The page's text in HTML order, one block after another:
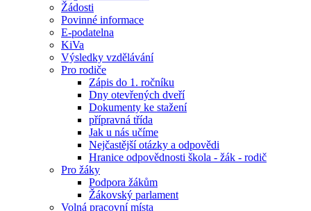
Žádosti
Povinné informace
E-podatelna
KiVa
Výsledky vzdělávání
Pro rodiče
Zápis do 1. ročníku
Dny otevřených dveří
Dokumenty ke stažení
přípravná třída
Jak u nás učíme
Nejčastější otázky a odpovědi
Hranice odpovědnosti škola - žák - rodič
Pro žáky
Podpora žákům
Žákovský parlament
Volná pracovní místa